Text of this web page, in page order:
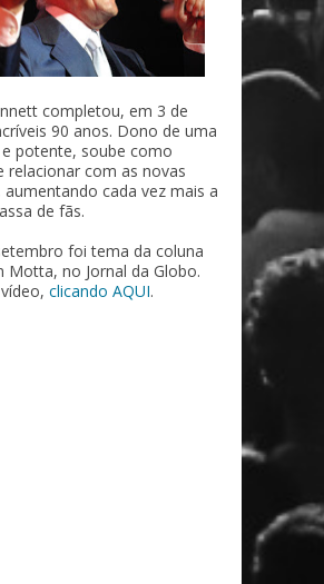
completou, em 3 de
90 anos. Dono de uma
potente, soube como
relacionar com as novas
aumentando cada vez mais a
de fãs.
foi tema da coluna
Motta, no Jornal da Globo.
clicando AQUI.